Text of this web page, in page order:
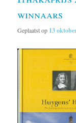
winnaars
Geplaatst op 13